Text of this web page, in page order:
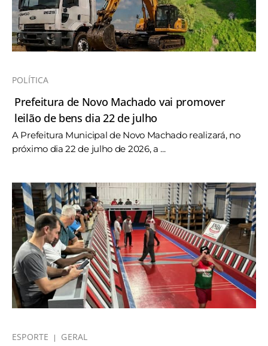
POLÍTICA
Prefeitura de Novo Machado vai promover
leilão de bens dia 22 de julho
A Prefeitura Municipal de Novo Machado realizará, no
próximo dia 22 de julho de 2026, a ...
ESPORTE GERAL